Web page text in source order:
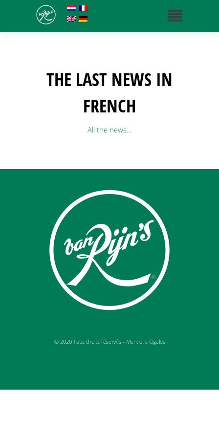
THE LAST NEWS IN
FRENCH
All the news…
© 2020 Tous droits réservés - Mentions légales